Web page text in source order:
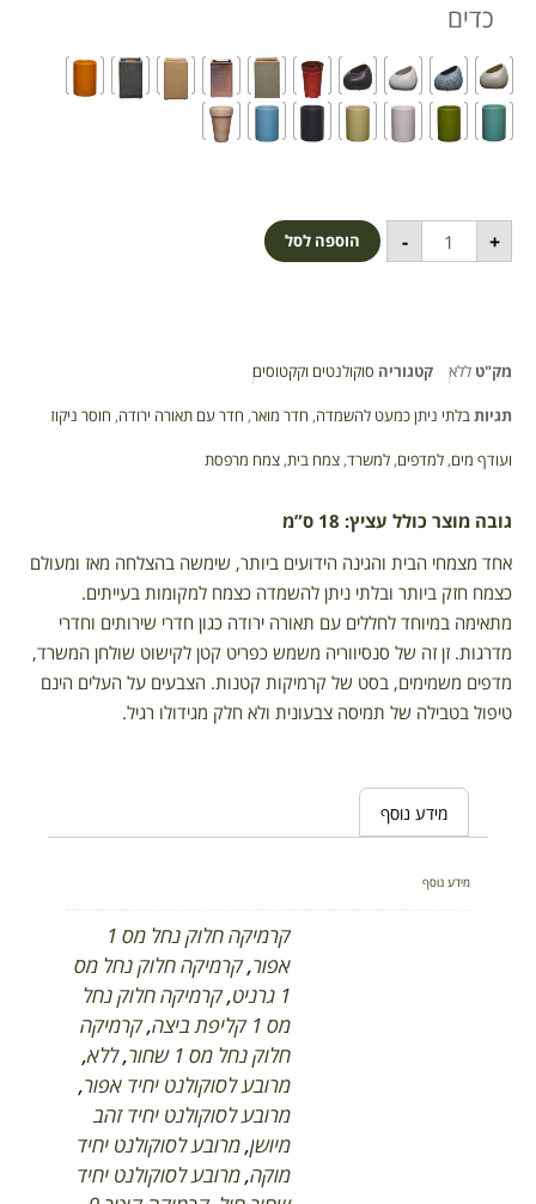
כדים
הוספה לסל
מק"טללא קטגוריהסוקולנטים וקקטוסים
תגיותבלתי ניתן כמעט להשמדה,חדר מואר,חדר עם תאורה ירודה,חוסר ניקוז
ועודף מים,למדפים,למשרד,צמח בית,צמח מרפסת
גובה מוצר כולל עציץ: 18 ס”מ
אחד מצמחי הבית והגינה הידועים ביותר, שימשה בהצלחה מאז ומעולם
כצמח חזק ביותר ובלתי ניתן להשמדה כצמח למקומות בעייתים.
מתאימה במיוחד לחללים עם תאורה ירודה כגון חדרי שירותים וחדרי
מדרגות. זן זה של סנסיווריה משמש כפריט קטן לקישוט שולחן המשרד,
מדפים משמימים, בסט של קרמיקות קטנות. הצבעים על העלים הינם
טיפול בטבילה של תמיסה צבעונית ולא חלק מגידולו רגיל.
מידע נוסף
מידע נוסף
קרמיקה חלוק נחל מס 1
אפור,קרמיקה חלוק נחל מס
,קרמיקה חלוק נחל
מס 1 קליפת ביצה
,קרמיקה
חלוק נחל מס 1 שחור
,ללא,
מרובע לסוקולנט יחיד אפור,
מרובע לסוקולנט יחיד זהב
מיושן,מרובע לסוקולנט יחיד
מוקה,מרובע לסוקולנט יחיד